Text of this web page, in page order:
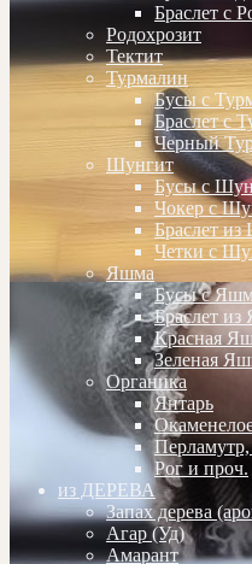
Браслет с
Родохрозит
Тектит
Турмалин
Бусы с
Браслет с
Черный
Шунгит
Бусы с
Чокер с
Браслет
Четки с
Яшма
Бусы с
Браслет
Красная
Зеленая
Органика
Янтарь
Рог и проч.
из ДЕРЕВА
Запах дерева
Агар (Уд)
Амарант